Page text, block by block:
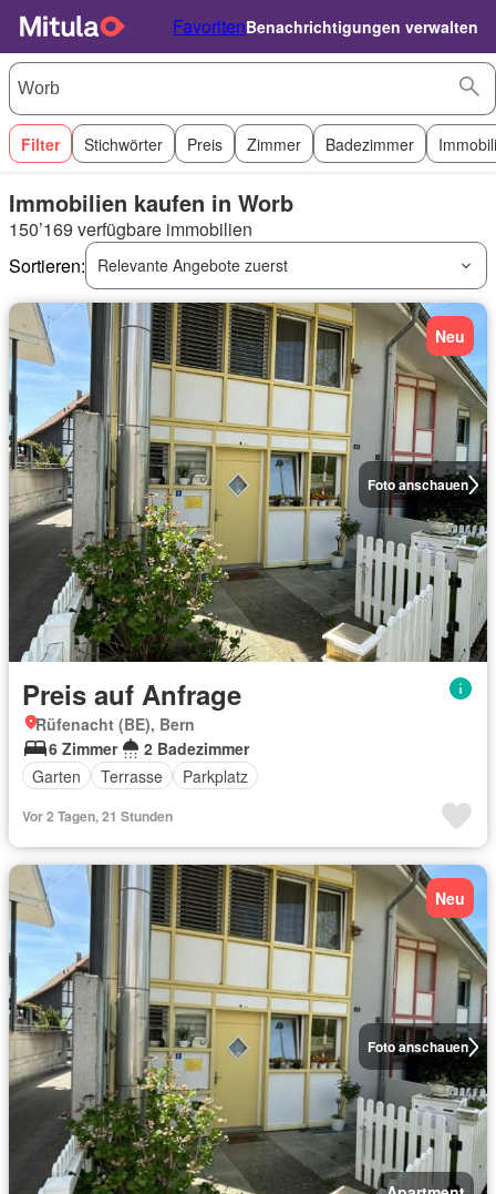
FavoritenBenachrichtigungen verwalten
Filter Stichwörter Preis Zimmer Badezimmer
Immobilien kaufen in Worb
150’169 verfügbare immobilien
Sortieren:
Relevante Angebote zuerst
Foto anschauen
Neu
Preis auf Anfrage
Rüfenacht (BE), Bern
6 Zimmer
2 Badezimmer
Garten
Terrasse Parkplatz
Vor 2 Tagen, 21 Stunden
Foto anschauen
Neu